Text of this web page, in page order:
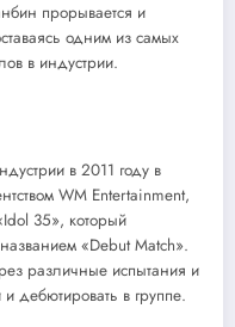
прорывается и
одним из самых
в индустрии.
в 2011 году в
WM Entertainment,
35», который
«Debut Match».
различные испытания и
дебютировать в группе.